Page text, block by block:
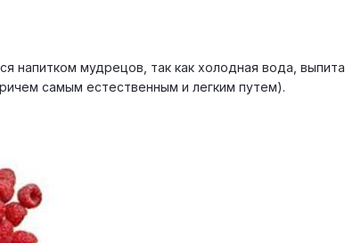
напитком мудрецов, так как холодная вода,
самым естественным и легким путем).